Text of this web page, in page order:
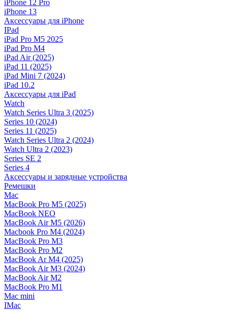
iPhone 12 Pro
iPhone 13
Аксессуары для iPhone
IPad
iPad Pro M5 2025
iPad Pro M4
iPad Air (2025)
iPad 11 (2025)
iPad Mini 7 (2024)
iPad 10.2
Аксессуары для iPad
Watch
Watch Series Ultra 3 (2025)
Series 10 (2024)
Series 11 (2025)
Watch Series Ultra 2 (2024)
Watch Ultra 2 (2023)
Series SE 2
Series 4
Аксессуары и зарядные устройства
Ремешки
Mac
MacBook Pro M5 (2025)
MacBook NEO
MacBook Air M5 (2026)
Macbook Pro M4 (2024)
MacBook Pro M3
MacBook Pro M2
MacBook Ar M4 (2025)
MacBook Air M3 (2024)
MacBook Air M2
MacBook Pro M1
Mac mini
IMac